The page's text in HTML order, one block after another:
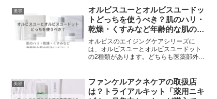
ったと効果を感じている人も多いです。
そばかすを予防するのに必須なのは、紫
外線対策です。紫外線はメラニン色素の
生成を促進し、そばかすを悪化させま
す。そばかすのケアの美白化粧品とし
て、ビーグレンのスキンケア商品を是非
使ってみてください。
美容
オルビスユーとオルビスユードッ
トどっちを使うべき？肌のハリ・
乾燥・くすみなど年齢的な肌の悩
みにはコレ！
オルビスのエイジングケアシリーズに
は、オルビスユーとオルビスユードット
の2種類があります。どちらも医薬部外品
と、肌のハリや弾力が低下し、シワやた
るみが気になり始めます。また、紫外線
やストレスなどの影響で、肌のくすみや
美容
ファンケルアクネケアの取扱店
は？トライアルキット「薬用ニキ